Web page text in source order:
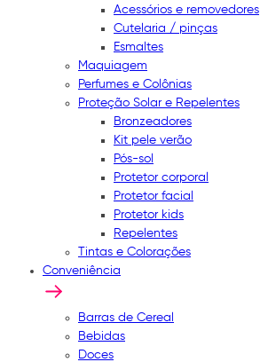
Acessórios e removedores
Cutelaria / pinças
Esmaltes
Maquiagem
Perfumes e Colônias
Proteção Solar e Repelentes
Bronzeadores
Kit pele verão
Pós-sol
Protetor corporal
Protetor facial
Protetor kids
Repelentes
Tintas e Colorações
Conveniência
Barras de Cereal
Bebidas
Doces